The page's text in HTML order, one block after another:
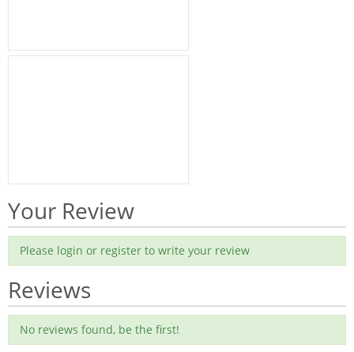
Your Review
Please login or register to write your review
Reviews
No reviews found, be the first!